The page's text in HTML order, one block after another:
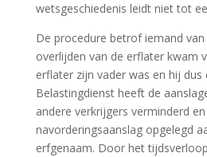
wetsgeschiedenis leidt niet tot
De procedure betrof iemand
overlijden van de erflater kwam
erflater zijn vader was en hij dus
Belastingdienst heeft de
andere verkrijgers verminderd
navorderingsaanslag opgelegd
erfgenaam. Door het